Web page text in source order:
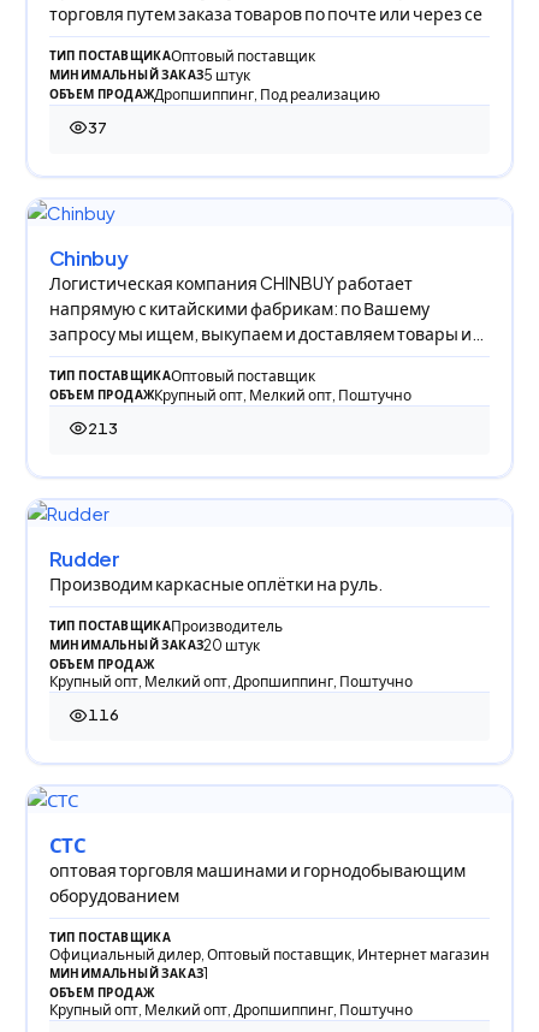
торговля путем заказа товаров по почте или через се
ТИП ПОСТАВЩИКАОптовый поставщик
МИНИМАЛЬНЫЙ ЗАКАЗ5 штук
ОБЪЕМ ПРОДАЖДропшиппинг, Под реализацию
37
37 просмотров
Chinbuy
Логистическая компания CHINBUY работает
напрямую с китайскими фабрикам: по Вашему
запросу мы ищем, выкупаем и доставляем товары из
Китая в Р
ТИП ПОСТАВЩИКАОптовый поставщик
ОБЪЕМ ПРОДАЖКрупный опт, Мелкий опт, Поштучно
213
213 просмотров
Rudder
Производим каркасные оплётки на руль.
ТИП ПОСТАВЩИКАПроизводитель
МИНИМАЛЬНЫЙ ЗАКАЗ20 штук
ОБЪЕМ ПРОДАЖ
Крупный опт, Мелкий опт, Дропшиппинг, Поштучно
116
116 просмотров
СТС
оптовая торговля машинами и горнодобывающим
оборудованием
ТИП ПОСТАВЩИКА
Официальный дилер, Оптовый поставщик, Интернет магазин
МИНИМАЛЬНЫЙ ЗАКАЗ1
ОБЪЕМ ПРОДАЖ
Крупный опт, Мелкий опт, Дропшиппинг, Поштучно